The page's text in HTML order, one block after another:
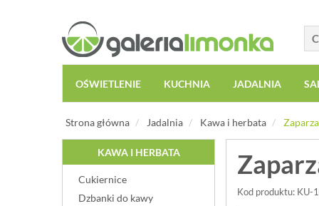
OŚWIETLENIE KUCHNIA JADALNIA
Strona główna Jadalnia Kawa i herbata
KAWA I HERBATA
Cukiernice
Dzbanki do kawy
Kod produktu: